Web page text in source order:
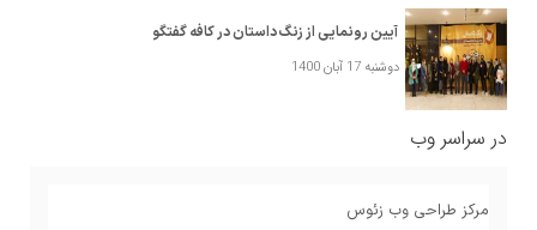
آیین رونمایی از زنگ داستان در کافه گفتگو
دوشنبه 17 آبان 1400
در سراسر وب
مرکز طراحی وب زئوس